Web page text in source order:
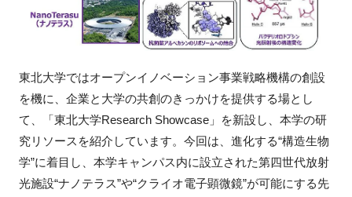
インタビュー・コラム
ニュース・掲示板
東北大学ではオープンイノベーション事業戦略機構の創設
を機に、企業と大学の共創のきっかけを提供する場とし
て、「東北大学Research Showcase」を新設し、本学の研
究リソースを紹介しています。今回は、進化する“構造生物
学”に着目し、本学キャンパス内に設立された第四世代放射
光施設“ナノテラス”や“クライオ電子顕微鏡”が可能にする先